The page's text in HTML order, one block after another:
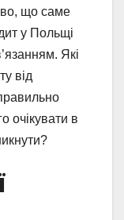
що саме
у Польщі
Які
від
очікувати в